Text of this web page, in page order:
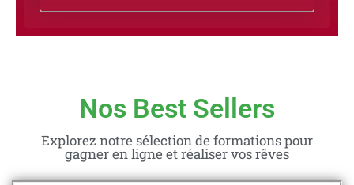
Nos Best Sellers
Explorez notre sélection de formations pour
gagner en ligne et réaliser vos rêves